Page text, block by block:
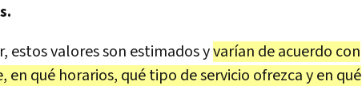
estos valores son estimados yvarían de acuerdo con
en qué horarios, qué tipo de servicio ofrezca y en qué